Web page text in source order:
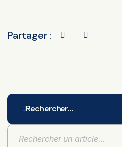
Partager :
Rechercher…